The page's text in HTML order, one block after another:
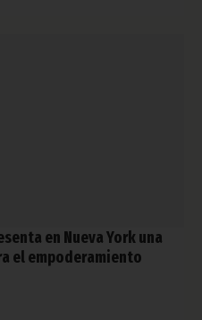
en Nueva York una
el empoderamiento